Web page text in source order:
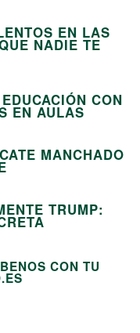
EN LAS
NADIE TE
CON
EN AULAS
MANCHADO
TRUMP:
CON TU